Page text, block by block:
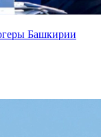
Башкирии